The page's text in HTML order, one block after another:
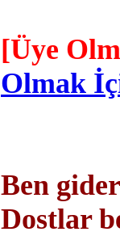
[Üye
Olmak
Ben
Dostlar